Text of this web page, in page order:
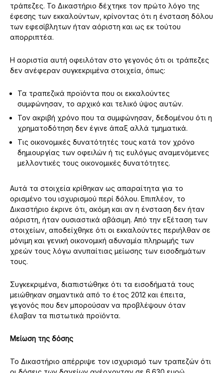
τράπεζες. Το Δικαστήριο δέχτηκε τον πρώτο λόγο της
έφεσης των εκκαλούντων, κρίνοντας ότι η ένσταση δόλου
των εφεσίβλητων ήταν αόριστη και ως εκ τούτου
απορριπτέα.
Η αοριστία αυτή οφειλόταν στο γεγονός ότι οι τράπεζες
δεν ανέφεραν συγκεκριμένα στοιχεία, όπως:
Τα τραπεζικά προϊόντα που οι εκκαλούντες
συμφώνησαν, το αρχικό και τελικό ύψος αυτών.
Τον ακριβή χρόνο που τα συμφώνησαν, δεδομένου ότι η
χρηματοδότηση δεν έγινε άπαξ αλλά τμηματικά.
Τις οικονομικές δυνατότητές τους κατά τον χρόνο
δημιουργίας των οφειλών ή τις ευλόγως αναμενόμενες
μελλοντικές τους οικονομικές δυνατότητες.
Αυτά τα στοιχεία κρίθηκαν ως απαραίτητα για το
ορισμένο του ισχυρισμού περί δόλου. Επιπλέον, το
Δικαστήριο έκρινε ότι, ακόμη και αν η ένσταση δεν ήταν
αόριστη, ήταν ουσιαστικά αβάσιμη. Από την εξέταση των
στοιχείων, αποδείχθηκε ότι οι εκκαλούντες περιήλθαν σε
μόνιμη και γενική οικονομική αδυναμία πληρωμής των
χρεών τους λόγω ανυπαίτιας μείωσης των εισοδημάτων
τους.
Συγκεκριμένα, διαπιστώθηκε ότι τα εισοδήματά τους
μειώθηκαν σημαντικά από το έτος 2012 και έπειτα,
γεγονός που δεν μπορούσαν να προβλέψουν όταν
έλαβαν τα πιστωτικά προϊόντα.
Μείωση της δόσης
Το Δικαστήριο απέρριψε τον ισχυρισμό των τραπεζών ότι